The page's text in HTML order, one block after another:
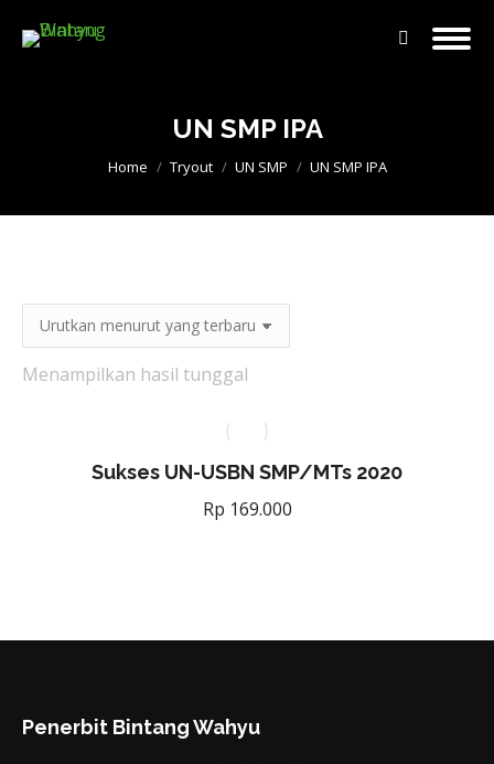
Search:
UN SMP IPA
You are here:
Home Tryout UN SMP UN SMP IPA
Menampilkan hasil tunggal
Sukses UN-USBN SMP/MTs 2020
Rp 169.000
Penerbit Bintang Wahyu